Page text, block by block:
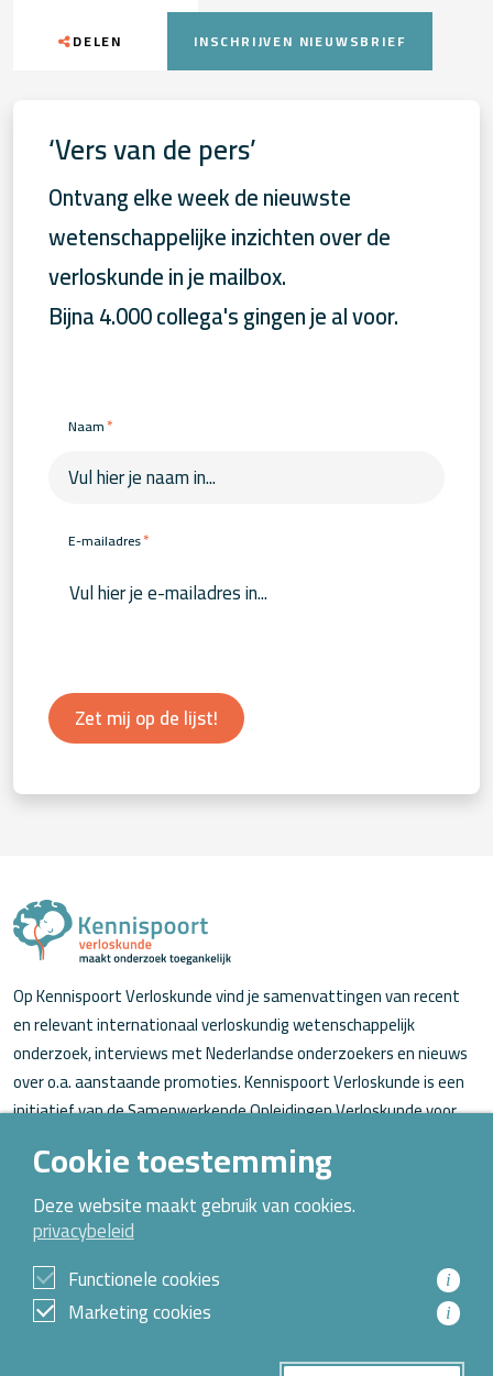
DELEN INSCHRIJVEN NIEUWSBRIEF
‘Vers van de pers’
Ontvang elke week de nieuwste
wetenschappelijke inzichten over de
verloskunde in je mailbox.
Bijna 4.000 collega's gingen je al voor.
Naam*
E-mailadres*
Zet mij op de lijst!
Op Kennispoort Verloskunde vind je samenvattingen van recent
en relevant internationaal verloskundig wetenschappelijk
onderzoek, interviews met Nederlandse onderzoekers en nieuws
over o.a. aanstaande promoties. Kennispoort Verloskunde is een
initiatief van de Samenwerkende Opleidingen Verloskunde voor
Over Kennispoort Verloskunde
Contact
Archief
Cookie toestemming
Deze website maakt gebruik van cookies.
privacybeleid
Functionele cookies
i
Marketing cookies i